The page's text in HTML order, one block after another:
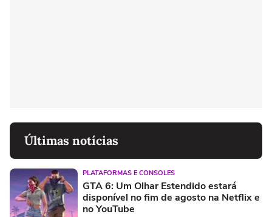
Últimas notícias
PLATAFORMAS E CONSOLES
GTA 6: Um Olhar Estendido estará
disponível no fim de agosto na Netflix e
no YouTube